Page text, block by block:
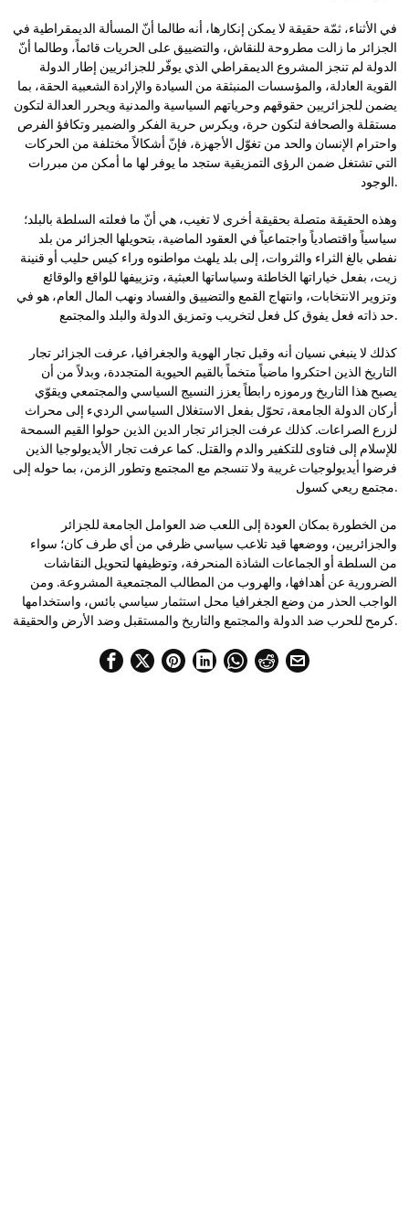
في الأثناء، ثمّة حقيقة لا يمكن إنكارها، أنه طالما أنّ المسألة الديمقراطية في
الجزائر ما زالت مطروحة للنقاش، والتضييق على الحريات قائماً، وطالما أنّ
الدولة لم تنجز المشروع الديمقراطي الذي يوفّر للجزائريين إطار الدولة
القوية العادلة، والمؤسسات المنبثقة من السيادة والإرادة الشعبية الحقة، بما
يضمن للجزائريين حقوقهم وحرياتهم السياسية والمدنية ويحرر العدالة لتكون
مستقلة والصحافة لتكون حرة، ويكرس حرية الفكر والضمير وتكافؤ الفرص
واحترام الإنسان والحد من تغوّل الأجهزة، فإنّ أشكالاً مختلفة من الحركات
التي تشتغل ضمن الرؤى التمزيقية ستجد ما يوفر لها ما أمكن من مبررات
الوجود.
وهذه الحقيقة متصلة بحقيقة أخرى لا تغيب، هي أنّ ما فعلته السلطة بالبلد؛
سياسياً واقتصادياً واجتماعياً في العقود الماضية، بتحويلها الجزائر من بلد
نفطي بالغ الثراء والثروات، إلى بلد يلهث مواطنوه وراء كيس حليب أو قنينة
زيت، بفعل خياراتها الخاطئة وسياساتها العبثية، وتزييفها للواقع والوقائع
وتزوير الانتخابات، وانتهاج القمع والتضييق والفساد ونهب المال العام، هو في
حد ذاته فعل يفوق كل فعل لتخريب وتمزيق الدولة والبلد والمجتمع.
كذلك لا ينبغي نسيان أنه وقبل تجار الهوية والجغرافيا، عرفت الجزائر تجار
التاريخ الذين احتكروا ماضياً متخماً بالقيم الحيوية المتجددة، وبدلاً من أن
يصبح هذا التاريخ ورموزه رابطاً يعزز النسيج السياسي والمجتمعي ويقوّي
أركان الدولة الجامعة، تحوّل بفعل الاستغلال السياسي الرديء إلى محراث
لزرع الصراعات. كذلك عرفت الجزائر تجار الدين الذين حولوا القيم السمحة
للإسلام إلى فتاوى للتكفير والدم والقتل. كما عرفت تجار الأيديولوجيا الذين
فرضوا أيديولوجيات غريبة ولا تنسجم مع المجتمع وتطور الزمن، بما حوله إلى
مجتمع ريعي كسول.
من الخطورة بمكان العودة إلى اللعب ضد العوامل الجامعة للجزائر
والجزائريين، ووضعها قيد تلاعب سياسي ظرفي من أي طرف كان؛ سواء
من السلطة أو الجماعات الشاذة المنحرفة، وتوظيفها لتحويل النقاشات
الضرورية عن أهدافها، والهروب من المطالب المجتمعية المشروعة. ومن
الواجب الحذر من وضع الجغرافيا محل استثمار سياسي بائس، واستخدامها
كرمح للحرب ضد الدولة والمجتمع والتاريخ والمستقبل وضد الأرض والحقيقة.